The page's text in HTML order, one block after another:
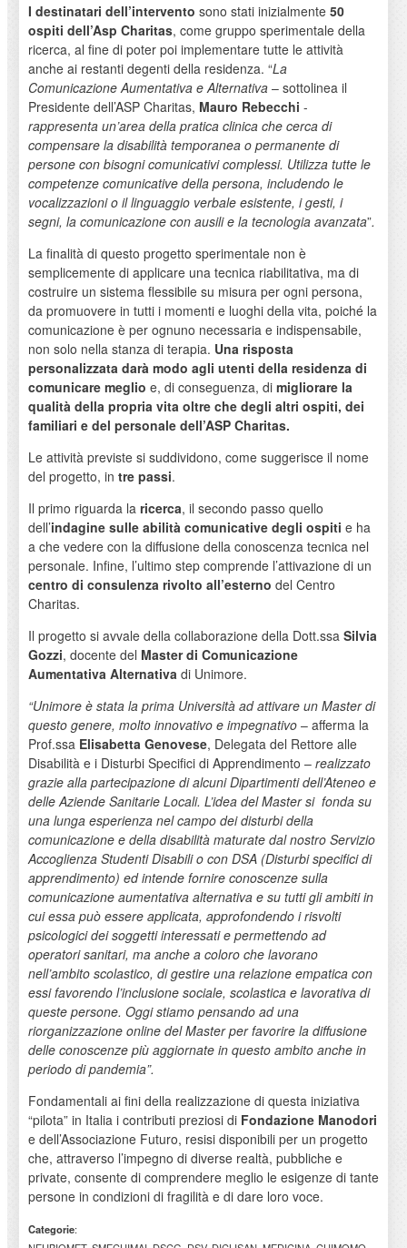
I destinatari dell’intervento sono stati inizialmente 50
ospiti dell’Asp Charitas, come gruppo sperimentale della
ricerca, al fine di poter poi implementare tutte le attività
anche ai restanti degenti della residenza. “La
Comunicazione Aumentativa e Alternativa– sottolinea il
Presidente dell’ASP Charitas, Mauro Rebecchi -
rappresenta un’area della pratica clinica che cerca di
compensare la disabilità temporanea o permanente di
persone con bisogni comunicativi complessi. Utilizza tutte le
competenze comunicative della persona, includendo le
vocalizzazioni o il linguaggio verbale esistente, i gesti, i
segni, la comunicazione con ausili e la tecnologia avanzata”.
La finalità di questo progetto sperimentale non è
semplicemente di applicare una tecnica riabilitativa, ma di
costruire un sistema flessibile su misura per ogni persona,
da promuovere in tutti i momenti e luoghi della vita, poiché la
comunicazione è per ognuno necessaria e indispensabile,
non solo nella stanza di terapia. Una risposta
personalizzata darà modo agli utenti della residenza di
comunicare meglio e, di conseguenza, di migliorare la
qualità della propria vita oltre che degli altri ospiti, dei
familiari e del personale dell’ASP Charitas.
Le attività previste si suddividono, come suggerisce il nome
del progetto, in tre passi.
Il primo riguarda la ricerca, il secondo passo quello
dell’indagine sulle abilità comunicative degli ospiti e ha
a che vedere con la diffusione della conoscenza tecnica nel
personale. Infine, l’ultimo step comprende l’attivazione di un
centro di consulenza rivolto all’esterno del Centro
Charitas.
Il progetto si avvale della collaborazione della Dott.ssa Silvia
Gozzi, docente del Master di Comunicazione
Aumentativa Alternativa di Unimore.
“Unimore è stata la prima Università ad attivare un Master di
questo genere, molto innovativo e impegnativo– afferma la
Prof.ssa Elisabetta Genovese, Delegata del Rettore alle
Disabilità e i Disturbi Specifici di Apprendimento – realizzato
grazie alla partecipazione di alcuni Dipartimenti dell’Ateneo e
delle Aziende Sanitarie Locali. L’idea del Master si fonda su
una lunga esperienza nel campo dei disturbi della
comunicazione e della disabilità maturate dal nostro Servizio
Accoglienza Studenti Disabili o con DSA (Disturbi specifici di
apprendimento) ed intende fornire conoscenze sulla
comunicazione aumentativa alternativa e su tutti gli ambiti in
cui essa può essere applicata, approfondendo i risvolti
psicologici dei soggetti interessati e permettendo ad
operatori sanitari, ma anche a coloro che lavorano
nell’ambito scolastico, di gestire una relazione empatica con
essi favorendo l’inclusione sociale, scolastica e lavorativa di
queste persone. Oggi stiamo pensando ad una
riorganizzazione online del Master per favorire la diffusione
delle conoscenze più aggiornate in questo ambito anche in
periodo di pandemia”.
Fondamentali ai fini della realizzazione di questa iniziativa
“pilota” in Italia i contributi preziosi di Fondazione Manodori
e dell’Associazione Futuro, resisi disponibili per un progetto
che, attraverso l’impegno di diverse realtà, pubbliche e
private, consente di comprendere meglio le esigenze di tante
persone in condizioni di fragilità e di dare loro voce.
Categorie: